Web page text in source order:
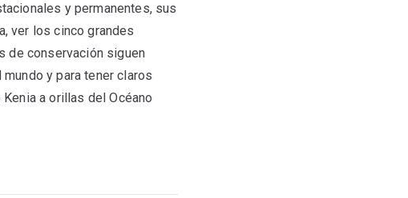
y permanentes, sus
ver los cinco grandes
de conservación siguen
y para tener claros
a orillas del Océano